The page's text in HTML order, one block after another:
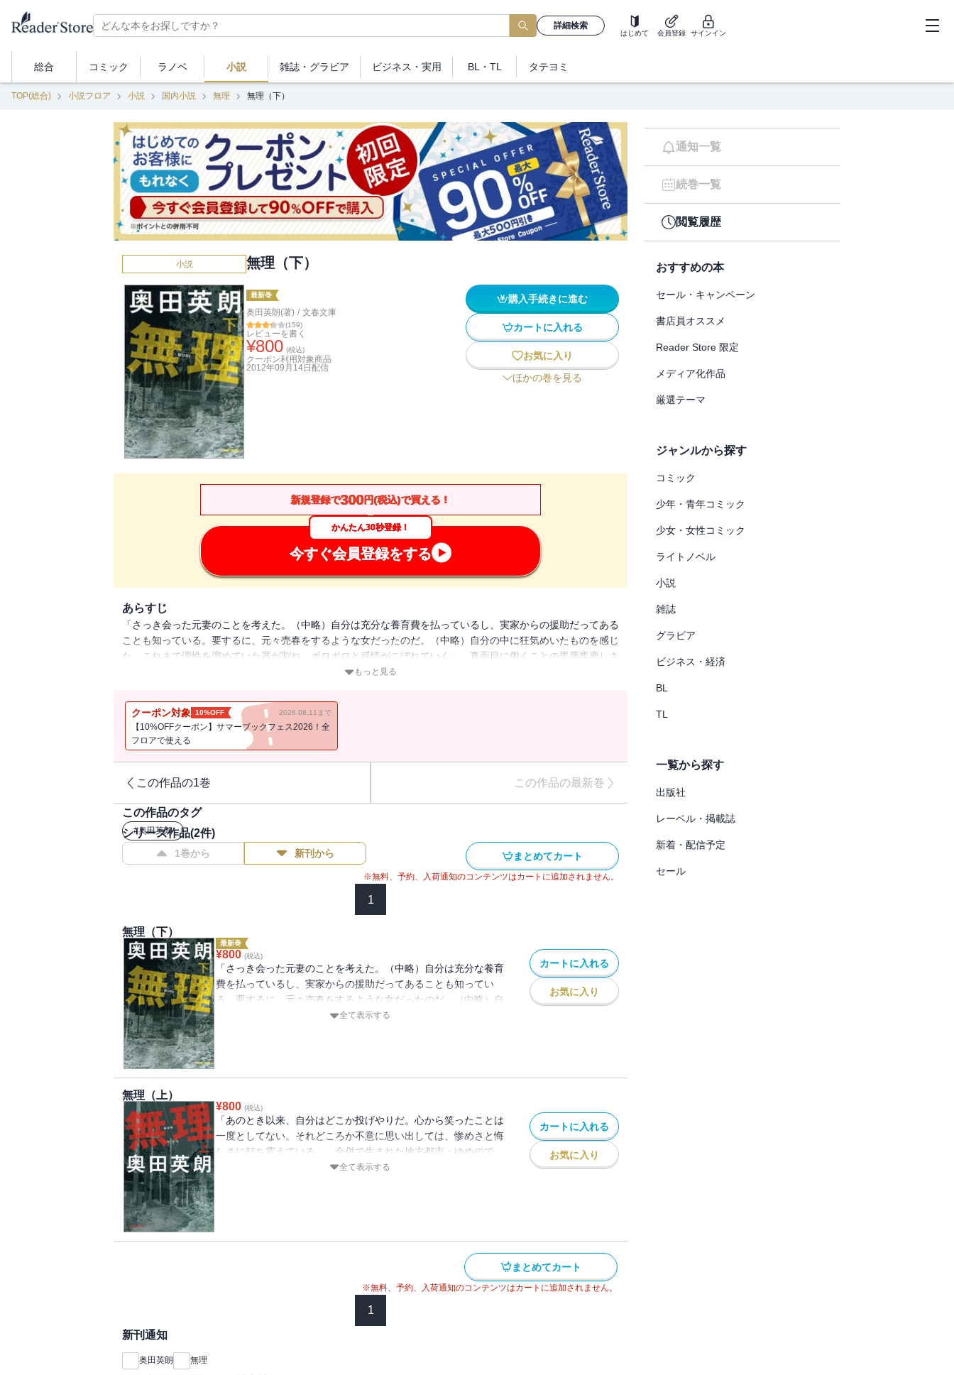
詳細検索
はじめて 会員登録 サインイン
総合 コミック ラノベ 小説 雑誌・ グラビア ビジネス ・実用 BL・TL タテヨミ
TOP(総合) 小説フロア 小説 国内小説 無理 無理（下）
小説 無理（下）
最新巻
奥田英朗(著) / 文春文庫
(159)
レビューを書く
¥800 (税込)
クーポン利用対象商品
2012年09月14日 配信
購入手続きに進む
カートに入れる
お気に入り
ほかの巻を見る
新規登録で300円(税込)で買える！
かんたん30秒登録！
今すぐ会員登録をする
あらすじ
「さっき会った元妻のことを考えた。（中略）自分は充分な養育費を払っているし、実家からの援助だってある
ことも知っている。要するに、元々売春をするような女だったのだ。（中略）自分の中に狂気めいたものを感じ
た。これまで理性を溜めていた器が割れ、ポロポロと感情がこぼれていく」。真面目に働くことの馬鹿馬鹿しさ
を知り、信じていたものには裏切られ……。５人の男女の人生が、猛スピードで崩壊していく。どん詰まり社会
もっと見る
クーポン対象 10%OFF 2026.08.11まで
【10%OFFクーポン】サマーブックフェス2026！全
フロアで使える
この作品の1巻 この作品の最新巻
この作品のタグ
#奥田英朗
シリーズ作品(2件)
1巻から 新刊から まとめてカート
※無料、予約、入荷通知のコンテンツはカートに追加されません。
1
無理（下）
最新巻
¥800 (税込)
「さっき会った元妻のことを考えた。（中略）自分は充分な養育
費を払っているし、実家からの援助だってあることも知ってい
る。要するに、元々売春をするような女だったのだ。（中略）自
分の中に狂気めいたものを感じた。これまで理性を溜めていた器
実を描いた群像劇。
全て表示する
カートに入れる
お気に入り
無理（上）
¥800 (税込)
「あのとき以来、自分はどこか投げやりだ。心から笑ったことは
一度としてない。それどころか不意に思い出しては、惨めさと悔
しさに打ち震えている」。合併で生まれた地方都市・ゆめので、
鬱屈を抱えながら暮らす５人の男女。人間不信の地方公務員、東
全て表示する
カートに入れる
お気に入り
まとめてカート
※無料、予約、入荷通知のコンテンツはカートに追加されません。
1
新刊通知
奥田英朗 無理
通知一覧
続巻一覧
閲覧履歴
おすすめの本
セール・キャンペーン
書店員オススメ
Reader Store 限定
メディア化作品
厳選テーマ
ジャンルから探す
コミック
少年・青年コミック
少女・女性コミック
ライトノベル
小説
雑誌
グラビア
ビジネス・経済
BL
TL
一覧から探す
出版社
レーベル・掲載誌
新着・配信予定
セール